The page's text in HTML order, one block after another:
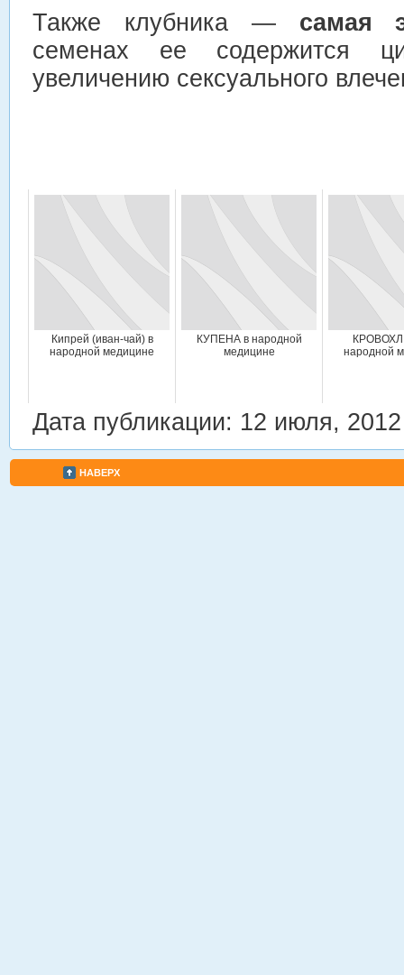
Также клубника — самая
семенах ее содержится
увеличению сексуального
Кипрей (иван-чай) в
народной медицине
КУПЕНА в народной
медицине
народной
Дата публикации: 12 июля, 2012
НАВЕРХ